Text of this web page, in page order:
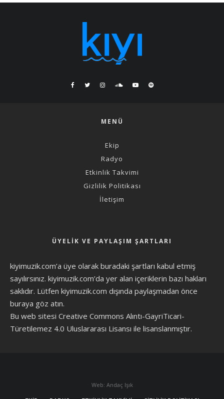
MENÜ
Ekip
Radyo
Etkinlik Takvimi
Gizlilik Politikası
İletişim
ÜYELIK VE PAYLAŞIM ŞARTLARI
kiyimuzik.com’a üye olarak buradaki şartları kabul etmiş
sayılırsınız. kiyimuzik.com’da yer alan içeriklerin bazı hakları
saklıdır. Lütfen kiyimuzik.com dışında paylaşmadan önce
buraya göz atın.
Bu web sitesi Creative Commons Alıntı-GayriTicari-
Türetilemez 4.0 Uluslararası Lisansı ile lisanslanmıştır.
Web: Andaç Işık